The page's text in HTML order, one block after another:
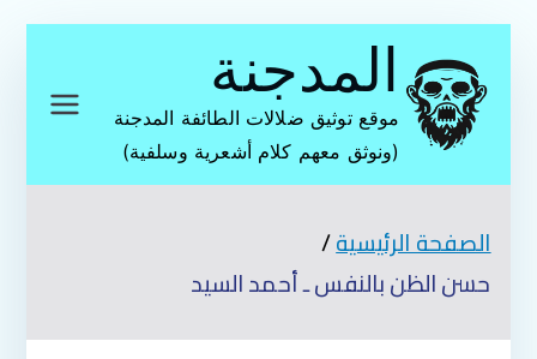
المحتوى
المدجنة
موقع توثيق ضلالات الطائفة المدجنة
(ونوثق معهم كلام أشعرية وسلفية)
الصفحة الرئيسية
حسن الظن بالنفس ـ أحمد السيد